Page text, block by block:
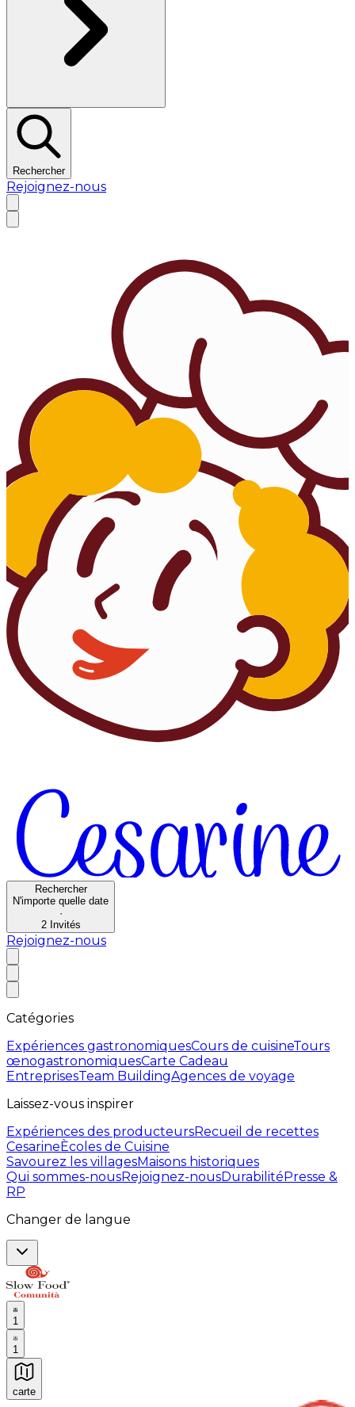
Rechercher
Rejoignez-nous
Rechercher
N'importe quelle date
·
2 Invités
Rejoignez-nous
Catégories
Expériences gastronomiquesCours de cuisineTours
œnogastronomiquesCarte Cadeau
EntreprisesTeam BuildingAgences de voyage
Laissez-vous inspirer
Expériences des producteursRecueil de recettes
CesarineÈcoles de Cuisine
Savourez les villagesMaisons historiques
Qui sommes-nousRejoignez-nousDurabilitéPresse &
RP
Changer de langue
1
1
carte